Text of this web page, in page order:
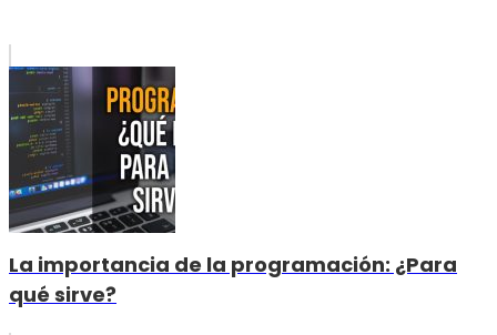
La importancia de la programación: ¿Para
qué sirve?